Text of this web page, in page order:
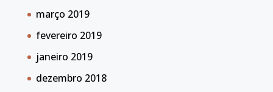
março 2019
fevereiro 2019
janeiro 2019
dezembro 2018